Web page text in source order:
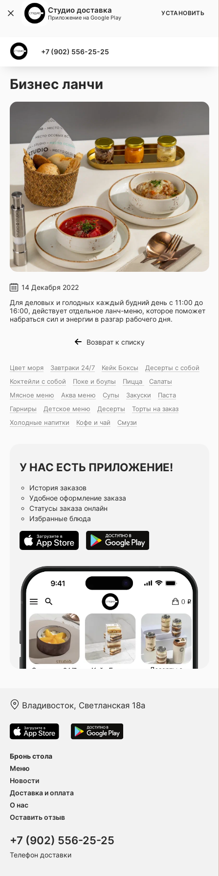
+7 (902) 556-25-25
Бизнес ланчи
14 Декабря 2022
Для деловых и голодных каждый будний день с 11:00 до
16:00, действует отдельное ланч-меню, которое поможет
набраться сил и энергии в разгар рабочего дня.
Возврат к списку
Цвет моря Завтраки 24/7 Кейк Боксы
Десерты с собой
Коктейли с собой
Поке и боулы Пицца
Салаты
Мясное меню
Аква меню Супы Закуски
Паста
Гарниры
Детское меню Десерты
Торты на заказ
Холодные напитки
Кофе и чай Смузи
У НАС ЕСТЬ ПРИЛОЖЕНИЕ!
История заказов
Удобное оформление заказа
Статусы заказа онлайн
Избранные блюда
Владивосток, Светланская 18а
Бронь стола
Меню
Новости
Доставка и оплата
О нас
Оставить отзыв
+7 (902) 556-25-25
Телефон доставки
Студио доставка
Приложение на Google Play
УСТАНОВИТЬ